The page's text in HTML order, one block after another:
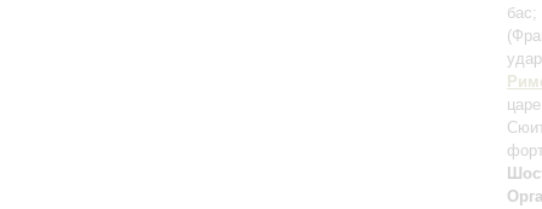
бас;